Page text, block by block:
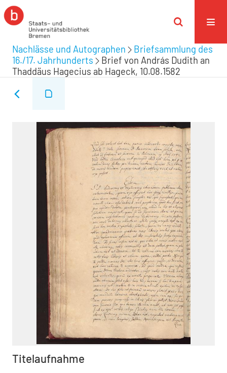
Nachlässe und Autographen
Briefsammlung des
16./17. Jahrhunderts
Brief von András Dudith an
Thaddäus Hagecius ab Hageck, 10.08.1582
Titelaufnahme